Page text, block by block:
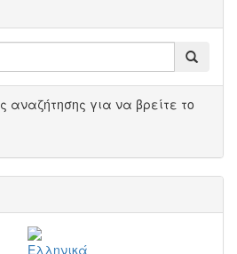
αναζήτησης για να βρείτε το